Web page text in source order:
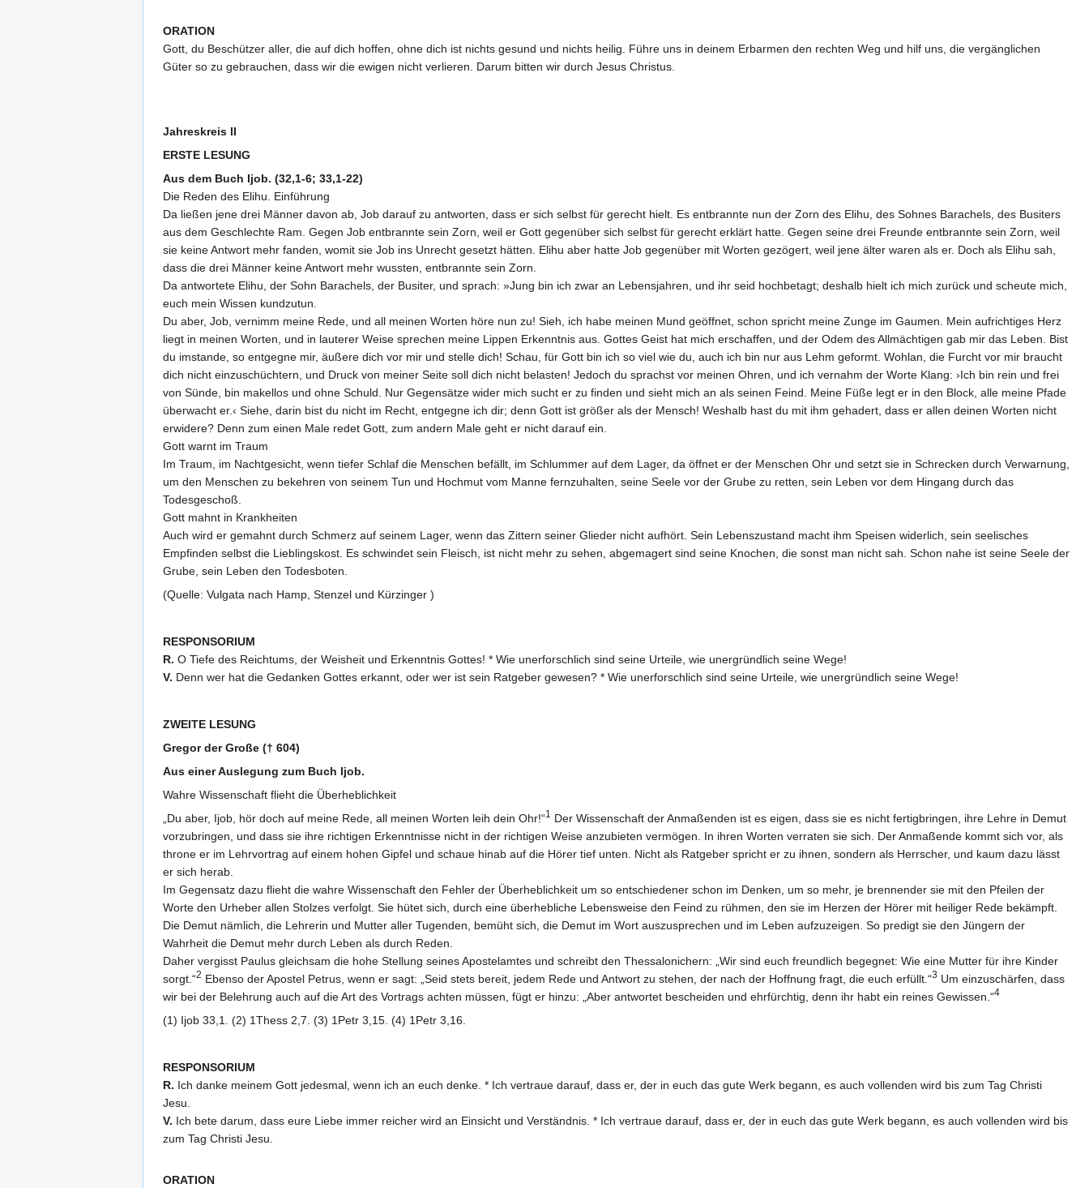
ORATION
Gott, du Beschützer aller, die auf dich hoffen, ohne dich ist nichts gesund und nichts heilig. Führe uns in deinem Erbarmen den rechten Weg und hilf uns, die vergänglichen
Güter so zu gebrauchen, dass wir die ewigen nicht verlieren. Darum bitten wir durch Jesus Christus.
Jahreskreis II
ERSTE LESUNG
Aus dem Buch Ijob. (32,1-6; 33,1-22)
Die Reden des Elihu. Einführung
Da ließen jene drei Männer davon ab, Job darauf zu antworten, dass er sich selbst für gerecht hielt. Es entbrannte nun der Zorn des Elihu, des Sohnes Barachels, des Busiters
aus dem Geschlechte Ram. Gegen Job entbrannte sein Zorn, weil er Gott gegenüber sich selbst für gerecht erklärt hatte. Gegen seine drei Freunde entbrannte sein Zorn, weil
sie keine Antwort mehr fanden, womit sie Job ins Unrecht gesetzt hätten. Elihu aber hatte Job gegenüber mit Worten gezögert, weil jene älter waren als er. Doch als Elihu sah,
dass die drei Männer keine Antwort mehr wussten, entbrannte sein Zorn.
Da antwortete Elihu, der Sohn Barachels, der Busiter, und sprach: »Jung bin ich zwar an Lebensjahren, und ihr seid hochbetagt; deshalb hielt ich mich zurück und scheute mich,
euch mein Wissen kundzutun.
Du aber, Job, vernimm meine Rede, und all meinen Worten höre nun zu! Sieh, ich habe meinen Mund geöffnet, schon spricht meine Zunge im Gaumen. Mein aufrichtiges Herz
liegt in meinen Worten, und in lauterer Weise sprechen meine Lippen Erkenntnis aus. Gottes Geist hat mich erschaffen, und der Odem des Allmächtigen gab mir das Leben. Bist
du imstande, so entgegne mir, äußere dich vor mir und stelle dich! Schau, für Gott bin ich so viel wie du, auch ich bin nur aus Lehm geformt. Wohlan, die Furcht vor mir braucht
dich nicht einzuschüchtern, und Druck von meiner Seite soll dich nicht belasten! Jedoch du sprachst vor meinen Ohren, und ich vernahm der Worte Klang: ›Ich bin rein und frei
von Sünde, bin makellos und ohne Schuld. Nur Gegensätze wider mich sucht er zu finden und sieht mich an als seinen Feind. Meine Füße legt er in den Block, alle meine Pfade
überwacht er.‹ Siehe, darin bist du nicht im Recht, entgegne ich dir; denn Gott ist größer als der Mensch! Weshalb hast du mit ihm gehadert, dass er allen deinen Worten nicht
erwidere? Denn zum einen Male redet Gott, zum andern Male geht er nicht darauf ein.
Gott warnt im Traum
Im Traum, im Nachtgesicht, wenn tiefer Schlaf die Menschen befällt, im Schlummer auf dem Lager, da öffnet er der Menschen Ohr und setzt sie in Schrecken durch Verwarnung,
um den Menschen zu bekehren von seinem Tun und Hochmut vom Manne fernzuhalten, seine Seele vor der Grube zu retten, sein Leben vor dem Hingang durch das
Todesgeschoß.
Gott mahnt in Krankheiten
Auch wird er gemahnt durch Schmerz auf seinem Lager, wenn das Zittern seiner Glieder nicht aufhört. Sein Lebenszustand macht ihm Speisen widerlich, sein seelisches
Empfinden selbst die Lieblingskost. Es schwindet sein Fleisch, ist nicht mehr zu sehen, abgemagert sind seine Knochen, die sonst man nicht sah. Schon nahe ist seine Seele der
Grube, sein Leben den Todesboten.
(Quelle: Vulgata nach Hamp, Stenzel und Kürzinger )
RESPONSORIUM
R. O Tiefe des Reichtums, der Weisheit und Erkenntnis Gottes! * Wie unerforschlich sind seine Urteile, wie unergründlich seine Wege!
V. Denn wer hat die Gedanken Gottes erkannt, oder wer ist sein Ratgeber gewesen? * Wie unerforschlich sind seine Urteile, wie unergründlich seine Wege!
ZWEITE LESUNG
Gregor der Große († 604)
Aus einer Auslegung zum Buch Ijob.
Wahre Wissenschaft flieht die Überheblichkeit
„Du aber, Ijob, hör doch auf meine Rede, all meinen Worten leih dein Ohr!“1 Der Wissenschaft der Anmaßenden ist es eigen, dass sie es nicht fertigbringen, ihre Lehre in Demut
vorzubringen, und dass sie ihre richtigen Erkenntnisse nicht in der richtigen Weise anzubieten vermögen. In ihren Worten verraten sie sich. Der Anmaßende kommt sich vor, als
throne er im Lehrvortrag auf einem hohen Gipfel und schaue hinab auf die Hörer tief unten. Nicht als Ratgeber spricht er zu ihnen, sondern als Herrscher, und kaum dazu lässt
er sich herab.
Im Gegensatz dazu flieht die wahre Wissenschaft den Fehler der Überheblichkeit um so entschiedener schon im Denken, um so mehr, je brennender sie mit den Pfeilen der
Worte den Urheber allen Stolzes verfolgt. Sie hütet sich, durch eine überhebliche Lebensweise den Feind zu rühmen, den sie im Herzen der Hörer mit heiliger Rede bekämpft.
Die Demut nämlich, die Lehrerin und Mutter aller Tugenden, bemüht sich, die Demut im Wort auszusprechen und im Leben aufzuzeigen. So predigt sie den Jüngern der
Wahrheit die Demut mehr durch Leben als durch Reden.
Daher vergisst Paulus gleichsam die hohe Stellung seines Apostelamtes und schreibt den Thessalonichern: „Wir sind euch freundlich begegnet: Wie eine Mutter für ihre Kinder
sorgt.“2 Ebenso der Apostel Petrus, wenn er sagt: „Seid stets bereit, jedem Rede und Antwort zu stehen, der nach der Hoffnung fragt, die euch erfüllt.“3 Um einzuschärfen, dass
wir bei der Belehrung auch auf die Art des Vortrags achten müssen, fügt er hinzu: „Aber antwortet bescheiden und ehrfürchtig, denn ihr habt ein reines Gewissen.“4
(1) Ijob 33,1. (2) 1Thess 2,7. (3) 1Petr 3,15. (4) 1Petr 3,16.
RESPONSORIUM
R. Ich danke meinem Gott jedesmal, wenn ich an euch denke. * Ich vertraue darauf, dass er, der in euch das gute Werk begann, es auch vollenden wird bis zum Tag Christi
Jesu.
V. Ich bete darum, dass eure Liebe immer reicher wird an Einsicht und Verständnis. * Ich vertraue darauf, dass er, der in euch das gute Werk begann, es auch vollenden wird bis
zum Tag Christi Jesu.
ORATION